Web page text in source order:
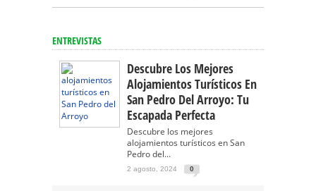
ENTREVISTAS
Descubre Los Mejores
Alojamientos Turísticos En
San Pedro Del Arroyo: Tu
Escapada Perfecta
Descubre los mejores
alojamientos turísticos en San
Pedro del...
2 agosto, 2024 0